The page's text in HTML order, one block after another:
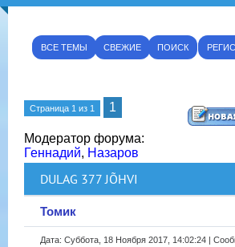
ВСЕ ТЕМЫ СВЕЖИЕ ПОИСК
Страница 1 из 1 1
Модератор форума:
Геннадий, Назаров
DULAG 377 JÕHVI
Томик
Дата: Суббота, 18 Ноября 2017, 14:02:24 |